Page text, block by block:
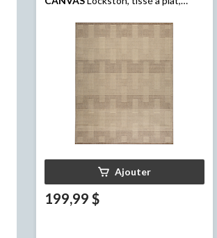
7,5 x 9,5 pi
Ajouter
199,99 $